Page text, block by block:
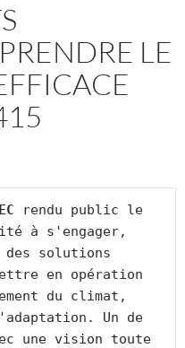
LE
rendu public le
à s'engager,
solutions
en opération
du climat,
Un de
une vision toute